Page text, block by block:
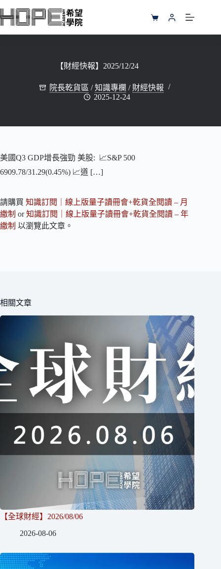
至
購
物
【財經快報】2025/12/24
院長乾貨區 /知識專欄 / 財經快報
2025-12-24
美國Q3 GDP增長強勁 美股: 📈S&P 500
6909.78/31.29(0.45%) 📈道 […]
請購買 知識訂閱｜線上版量子讀冊會+乾貨全閱讀 – 月
繳制 or知識訂閱｜線上版量子讀冊會+乾貨全閱讀 – 年
繳制 以瀏覽此文章。
相關文章
【全球財經】2026/08/06
2026-08-06